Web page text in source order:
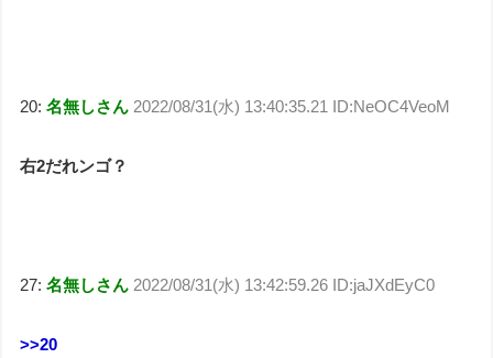
20:名無しさん 2022/08/31(水) 13:40:35.21 ID:NeOC4VeoM
右2だれンゴ？
27:名無しさん 2022/08/31(水) 13:42:59.26 ID:jaJXdEyC0
>>20